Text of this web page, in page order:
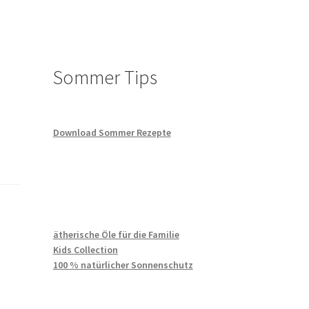
Sommer Tips
Download Sommer Rezepte
ätherische Öle für die Familie
Kids Collection
100 % natürlicher Sonnenschutz